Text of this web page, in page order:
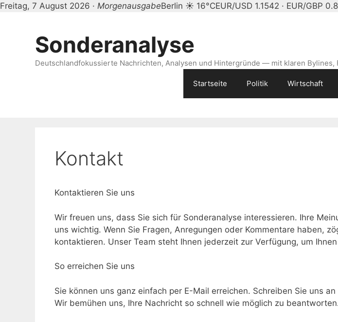
Freitag, 7 August 2026 · MorgenausgabeBerlin ☀ 16°CEUR/USD 1.1542 · EUR/GBP
Sonderanalyse
Deutschlandfokussierte Nachrichten, Analysen und Hintergründe — mit klaren
Startseite Politik Wirtschaft
Kontakt
Kontaktieren Sie uns
Wir freuen uns, dass Sie sich für Sonderanalyse interessieren. Ihre
uns wichtig. Wenn Sie Fragen, Anregungen oder Kommentare haben,
kontaktieren. Unser Team steht Ihnen jederzeit zur Verfügung, um
So erreichen Sie uns
Sie können uns ganz einfach per E-Mail erreichen. Schreiben Sie uns an
Wir bemühen uns, Ihre Nachricht so schnell wie möglich zu